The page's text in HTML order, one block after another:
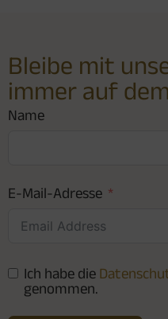
Bleibe mit
immer auf
Name
E-Mail-Adresse
Ich habe die
genommen.